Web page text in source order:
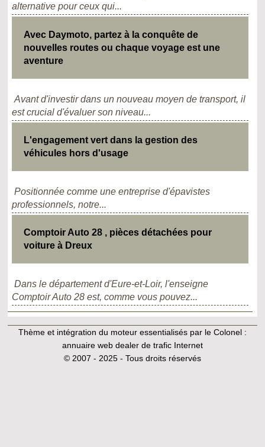
alternative pour ceux qui...
Avec Daymoto, partez à la conquête de
nouvelles routes ou chaque voyage est une
aventure
Avant d'investir dans un nouveau moyen de transport, il
est crucial d'évaluer son niveau...
L'engagement vert dans la gestion des
véhicules hors d'usage
Positionnée comme une entreprise d'épavistes
professionnels, notre...
Comptoir Auto 28 , pièces détachées pour
voiture à Dreux
Dans le département d'Eure-et-Loir, l'enseigne
Comptoir Auto 28 est, comme vous pouvez...
Thème et intégration du moteur essentialisés par le Colonel :
annuaire web dealer de trafic Internet
© 2007 - 2025 - Tous droits réservés